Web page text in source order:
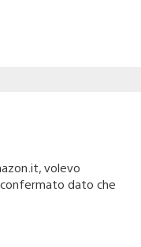
volevo
dato che